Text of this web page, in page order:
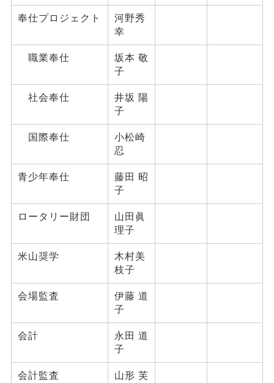
奉仕プロジェクト
河野秀
幸
職業奉仕
坂本 敬
子
社会奉仕
井坂 陽
子
国際奉仕
小松崎
忍
青少年奉仕
藤田 昭
子
ロータリー財団
山田眞
理子
米山奨学
木村美
枝子
会場監査
伊藤 道
子
会計
永田 道
子
会計監査
山形 芙